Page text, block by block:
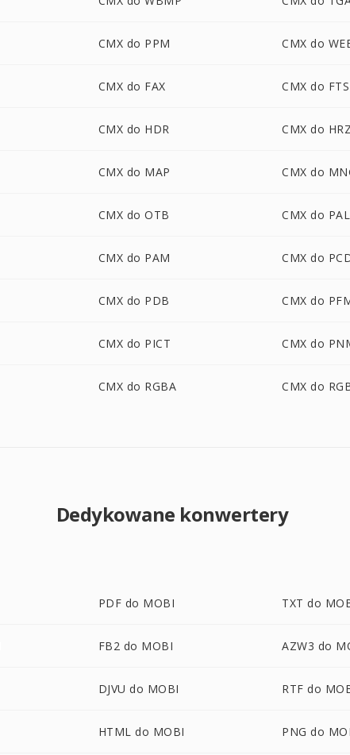
CMX do PPM CMX do
CMX do FAX CMX do FTS
CMX do HDR CMX do
CMX do MAP CMX do
CMX do OTB CMX do PAL
CMX do PAM CMX do
CMX do PDB CMX do
CMX do PICT CMX do
CMX do RGBA CMX do
Dedykowane konwertery
PDF do MOBI TXT do
FB2 do MOBI AZW3 do
DJVU do MOBI RTF do
HTML do MOBI PNG do